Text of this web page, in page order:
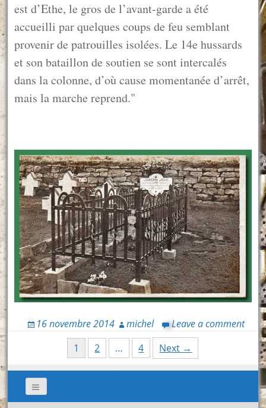
est d’Ethe, le gros de l’avant-garde a été
accueilli par quelques coups de feu semblant
provenir de patrouilles isolées. Le 14e hussards
et son bataillon de soutien se sont intercalés
dans la colonne, d’où cause momentanée d’arrêt,
mais la marche reprend."
16 novembre 2014 michel Leave a comment
navigation
1 2 … 4 Next →